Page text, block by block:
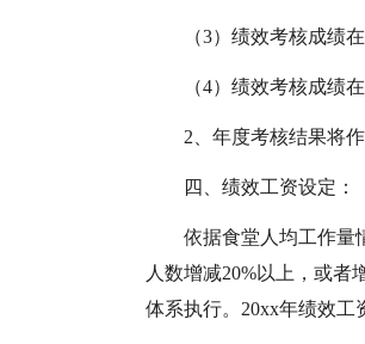
（3）绩效考核成绩
（4）绩效考核成绩
2、年度考核结果将
四、绩效工资设定：
依据食堂人均工作量
人数增减20%以上，或
体系执行。20xx年绩效工